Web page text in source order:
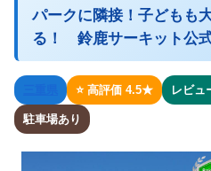
パークに隣接！子どもも
る！ 鈴鹿サーキット公
⭐ 高評価 4.5★ レビュ
駐車場あり